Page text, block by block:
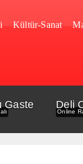
Kültür-Sanat
Gaste Deli
Online